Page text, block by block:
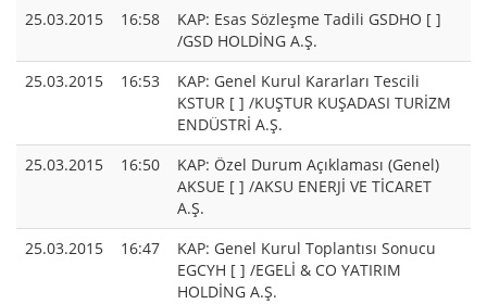
25.03.2015
16:58
KAP: Esas Sözleşme Tadili GSDHO [ ]
/GSD HOLDİNG A.Ş.
25.03.2015
16:53
KAP: Genel Kurul Kararları Tescili
KSTUR [ ] /KUŞTUR KUŞADASI TURİZM
ENDÜSTRİ A.Ş.
25.03.2015
16:50
KAP: Özel Durum Açıklaması (Genel)
AKSUE [ ] /AKSU ENERJİ VE TİCARET
A.Ş.
25.03.2015
16:47
KAP: Genel Kurul Toplantısı Sonucu
EGCYH [ ] /EGELİ & CO YATIRIM
HOLDİNG A.Ş.